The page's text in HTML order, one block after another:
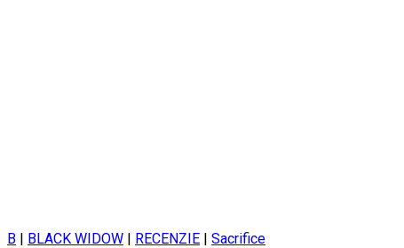
B | BLACK WIDOW | RECENZIE | Sacrifice